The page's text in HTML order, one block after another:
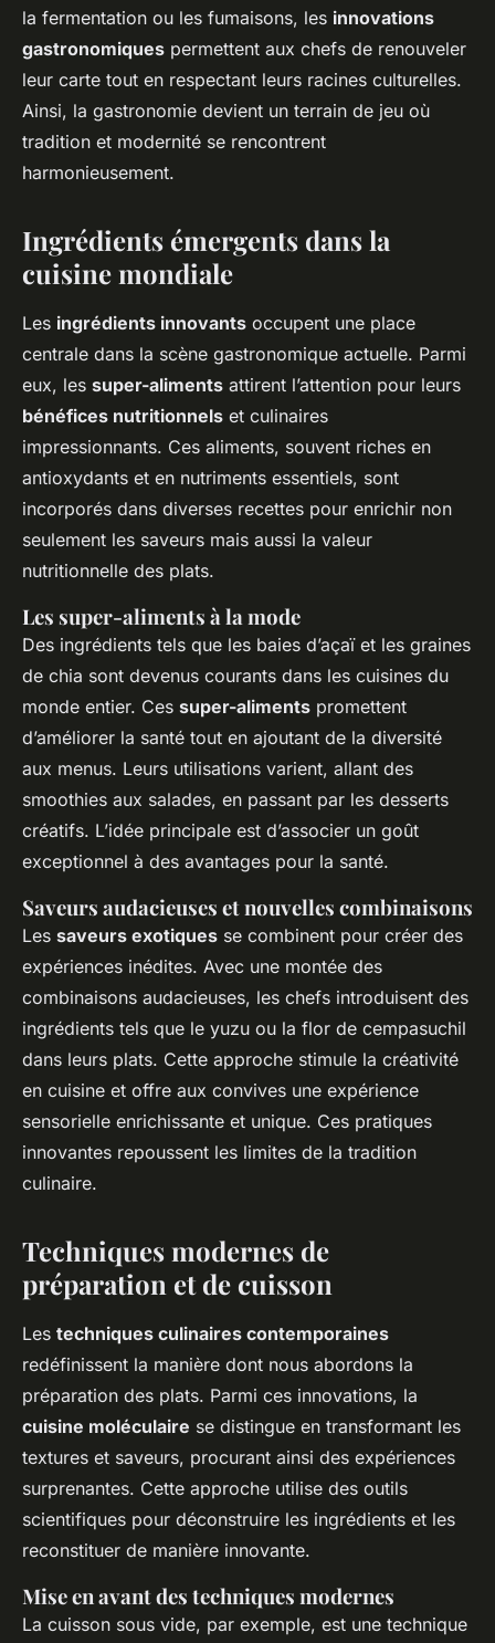
la fermentation ou les fumaisons, les innovations
gastronomiques permettent aux chefs de renouveler
leur carte tout en respectant leurs racines culturelles.
Ainsi, la gastronomie devient un terrain de jeu où
tradition et modernité se rencontrent
harmonieusement.
Ingrédients émergents dans la
cuisine mondiale
Les ingrédients innovants occupent une place
centrale dans la scène gastronomique actuelle. Parmi
eux, les super-aliments attirent l’attention pour leurs
bénéfices nutritionnels et culinaires
impressionnants. Ces aliments, souvent riches en
antioxydants et en nutriments essentiels, sont
incorporés dans diverses recettes pour enrichir non
seulement les saveurs mais aussi la valeur
nutritionnelle des plats.
Les super-aliments à la mode
Des ingrédients tels que les baies d’açaï et les graines
de chia sont devenus courants dans les cuisines du
monde entier. Ces super-aliments promettent
d’améliorer la santé tout en ajoutant de la diversité
aux menus. Leurs utilisations varient, allant des
smoothies aux salades, en passant par les desserts
créatifs. L’idée principale est d’associer un goût
exceptionnel à des avantages pour la santé.
Saveurs audacieuses et nouvelles combinaisons
Les saveurs exotiques se combinent pour créer des
expériences inédites. Avec une montée des
combinaisons audacieuses, les chefs introduisent des
ingrédients tels que le yuzu ou la flor de cempasuchil
dans leurs plats. Cette approche stimule la créativité
en cuisine et offre aux convives une expérience
sensorielle enrichissante et unique. Ces pratiques
innovantes repoussent les limites de la tradition
culinaire.
Techniques modernes de
préparation et de cuisson
Les techniques culinaires contemporaines
redéfinissent la manière dont nous abordons la
préparation des plats. Parmi ces innovations, la
cuisine moléculaire se distingue en transformant les
textures et saveurs, procurant ainsi des expériences
surprenantes. Cette approche utilise des outils
scientifiques pour déconstruire les ingrédients et les
reconstituer de manière innovante.
Mise en avant des techniques modernes
La cuisson sous vide, par exemple, est une technique